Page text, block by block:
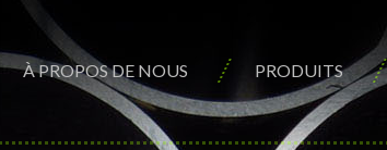
À PROPOS DE NOUS PRODUITS